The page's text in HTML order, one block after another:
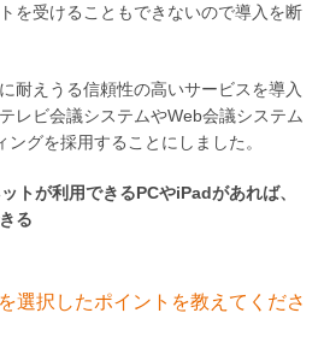
を受けることもできないので導入を断
耐えうる信頼性の高いサービスを導入
レビ会議システムやWeb会議システム
グを採用することにしました。
トが利用できるPCやiPadがあれば、
る
選択したポイントを教えてくださ